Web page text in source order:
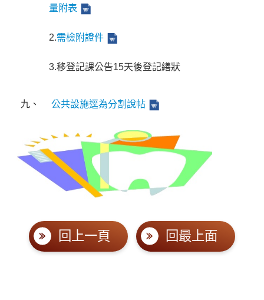
量附表
2.需檢附證件
3.移登記課公告15天後登記繕狀
九、 公共設施逕為分割說帖
回上一頁 回最上面